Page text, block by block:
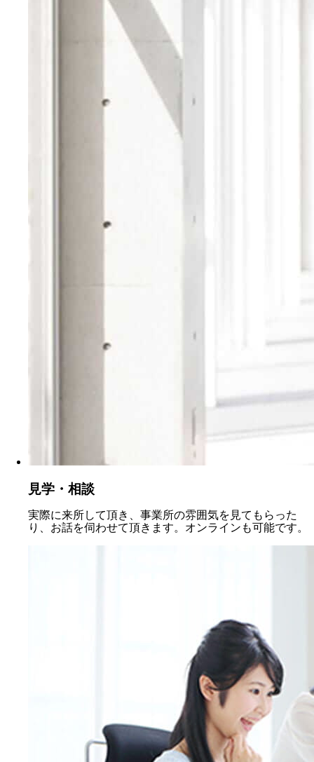
見学・相談
実際に来所して頂き、事業所の雰囲気を見てもらった
り、お話を伺わせて頂きます。オンラインも可能です。